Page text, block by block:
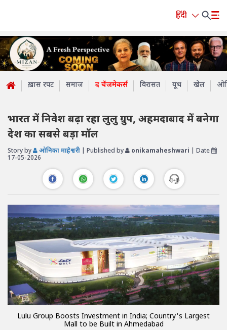
हिंदी
ख़ास रपट समाज द चेंजमेकर्स विरासत यूथ खेल
भारत में निवेश बढ़ा रहा लुलु ग्रुप, अहमदाबाद में बनेगा
देश का सबसे बड़ा मॉल
Story by ओनिका माहेश्वरी | Published by onikamaheshwari | Date
17-05-2026
Lulu Group Boosts Investment in India; Country's Largest
Mall to be Built in Ahmedabad